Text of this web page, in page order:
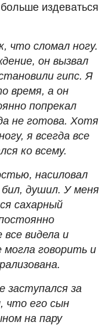
издеваться
что сломал ногу.
он вызвал
гипс. Я
время, а он
попрекал
не готова. Хотя
я всегда все
ко всему.
насиловал
душил. У меня
сахарный
видела и
говорить и
заступался за
что его сын
на пару